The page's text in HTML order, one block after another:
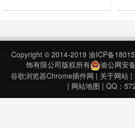
络钓鱼电子邮件中的链接以及旨在诱
恶意软件的……
库
Copyright © 2014-2019 渝ICP备
饰有限公司版权所有
渝公网安
谷歌浏览器Chrome插件网 | 关于网站|
| 网站地图 | QQ：